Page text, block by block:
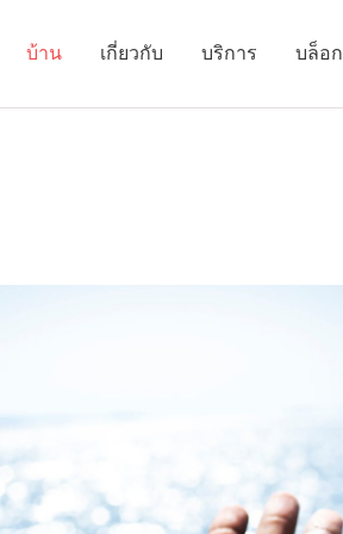
บ้าน เกี่ยวกับ บริการ บล็อก